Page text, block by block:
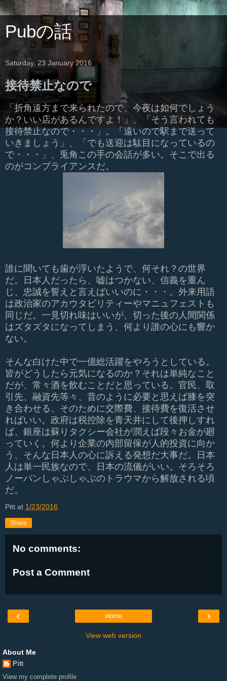
Pubの話
Saturday, 23 January 2016
接待禁止なので
「折角遠方まで来られたので、今夜は如何でしょう
か？いい店があるんですよ！」、「そう言われても
接待禁止なので・・・」。「遠いので駅まで送って
いきましょう」、「でも送迎は駄目になっているの
で・・・」、兎角この手の会話が多い。そこで出る
のがコンプライアンスだ。
誰に聞いても歯が浮いたようで、何それ？の世界
だ。日本人だったら、嘘はつかない、信義を重ん
じ、忠誠を誓えと言えばいいのに・・・。外来用語
は政治家のアカウタビリティーやマニュフェストも
同じだ。一見切れ味はいいが、切った後の人間関係
はズタズタになってしまう、何より誰の心にも響か
ない。
そんな白けた中で一億総活躍をやろうとしている。
皆がどうしたら元気になるのか？それは単純なこと
だが、常々酒を飲むことだと思っている。官民、取
引先、融資先等々、昔のように必要と思えば膝を突
き合わせる、そのために交際費、接待費を復活させ
ればいい。政府は税控除を青天井にして後押しすれ
ば、銀座は蘇りタクシー会社が潤えば段々お金が廻
っていく。何より企業の内部留保が人的投資に向か
う、そんな日本人の心に訴える発想だ大事だ。日本
人は単一民族なので、日本の流儀がいい。そろそろ
ノーパンしゃぶしゃぶのトラウマから解放される頃
だ。
Pitt at 1/23/2016
Share
No comments:
Post a Comment
‹ ›
Home
View web version
About Me
Pitt
View my complete profile